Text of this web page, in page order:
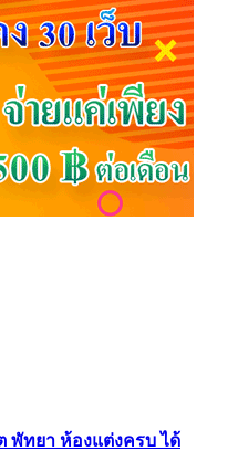
พัทยา ห้องแต่งครบ ได้